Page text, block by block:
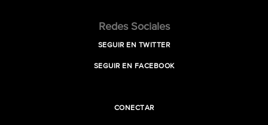
Redes Sociales
SEGUIR EN TWITTER
SEGUIR EN FACEBOOK
CONECTAR